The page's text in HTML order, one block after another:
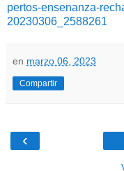
pertos-ensenanza-
20230306_2588261
en marzo 06, 2023
Compartir
‹